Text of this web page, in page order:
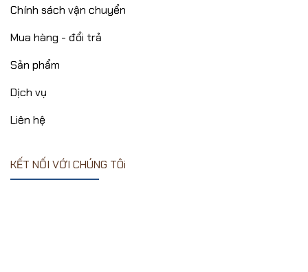
Chính sách vận chuyển
Mua hàng - đổi trả
Sản phẩm
Dịch vụ
Liên hệ
KẾT NỐI VỚI CHÚNG TÔi